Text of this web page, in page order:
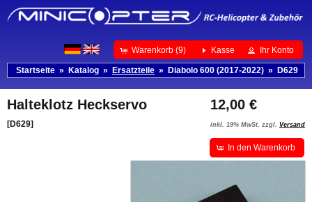
Warenkorb (9) Kasse Ihr Konto
Startseite » Katalog » Ersatzteile » Diabolo 600 (2017-2022) » D629
12,00 €
inkl. 19% MwSt. zzgl. Versand
Halteklotz Heckservo
[D629]
In den Warenkorb